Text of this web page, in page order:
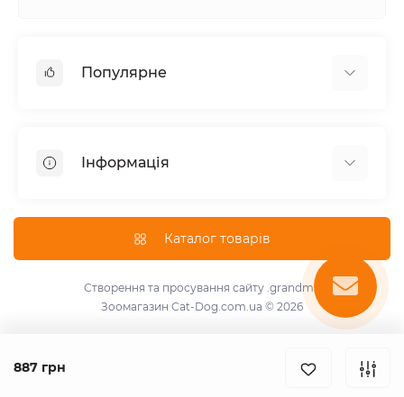
887 грн
Популярне
Вологий корм для котів
Сухий корм для собак
Сухий корм для котів
Паштет для собак
Інформація
Повернення та обмін товарів
Умови використання
Знижки для розплідників
Карта сайту
Каталог товарів
Створення та просування сайту .grandma
Зоомагазин Cat-Dog.com.ua © 2026